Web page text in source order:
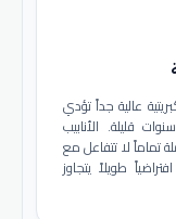
عالية جداً تؤدي
قليلة. الأنابيب
تماماً لا تتفاعل مع
طويلاً يتجاوز